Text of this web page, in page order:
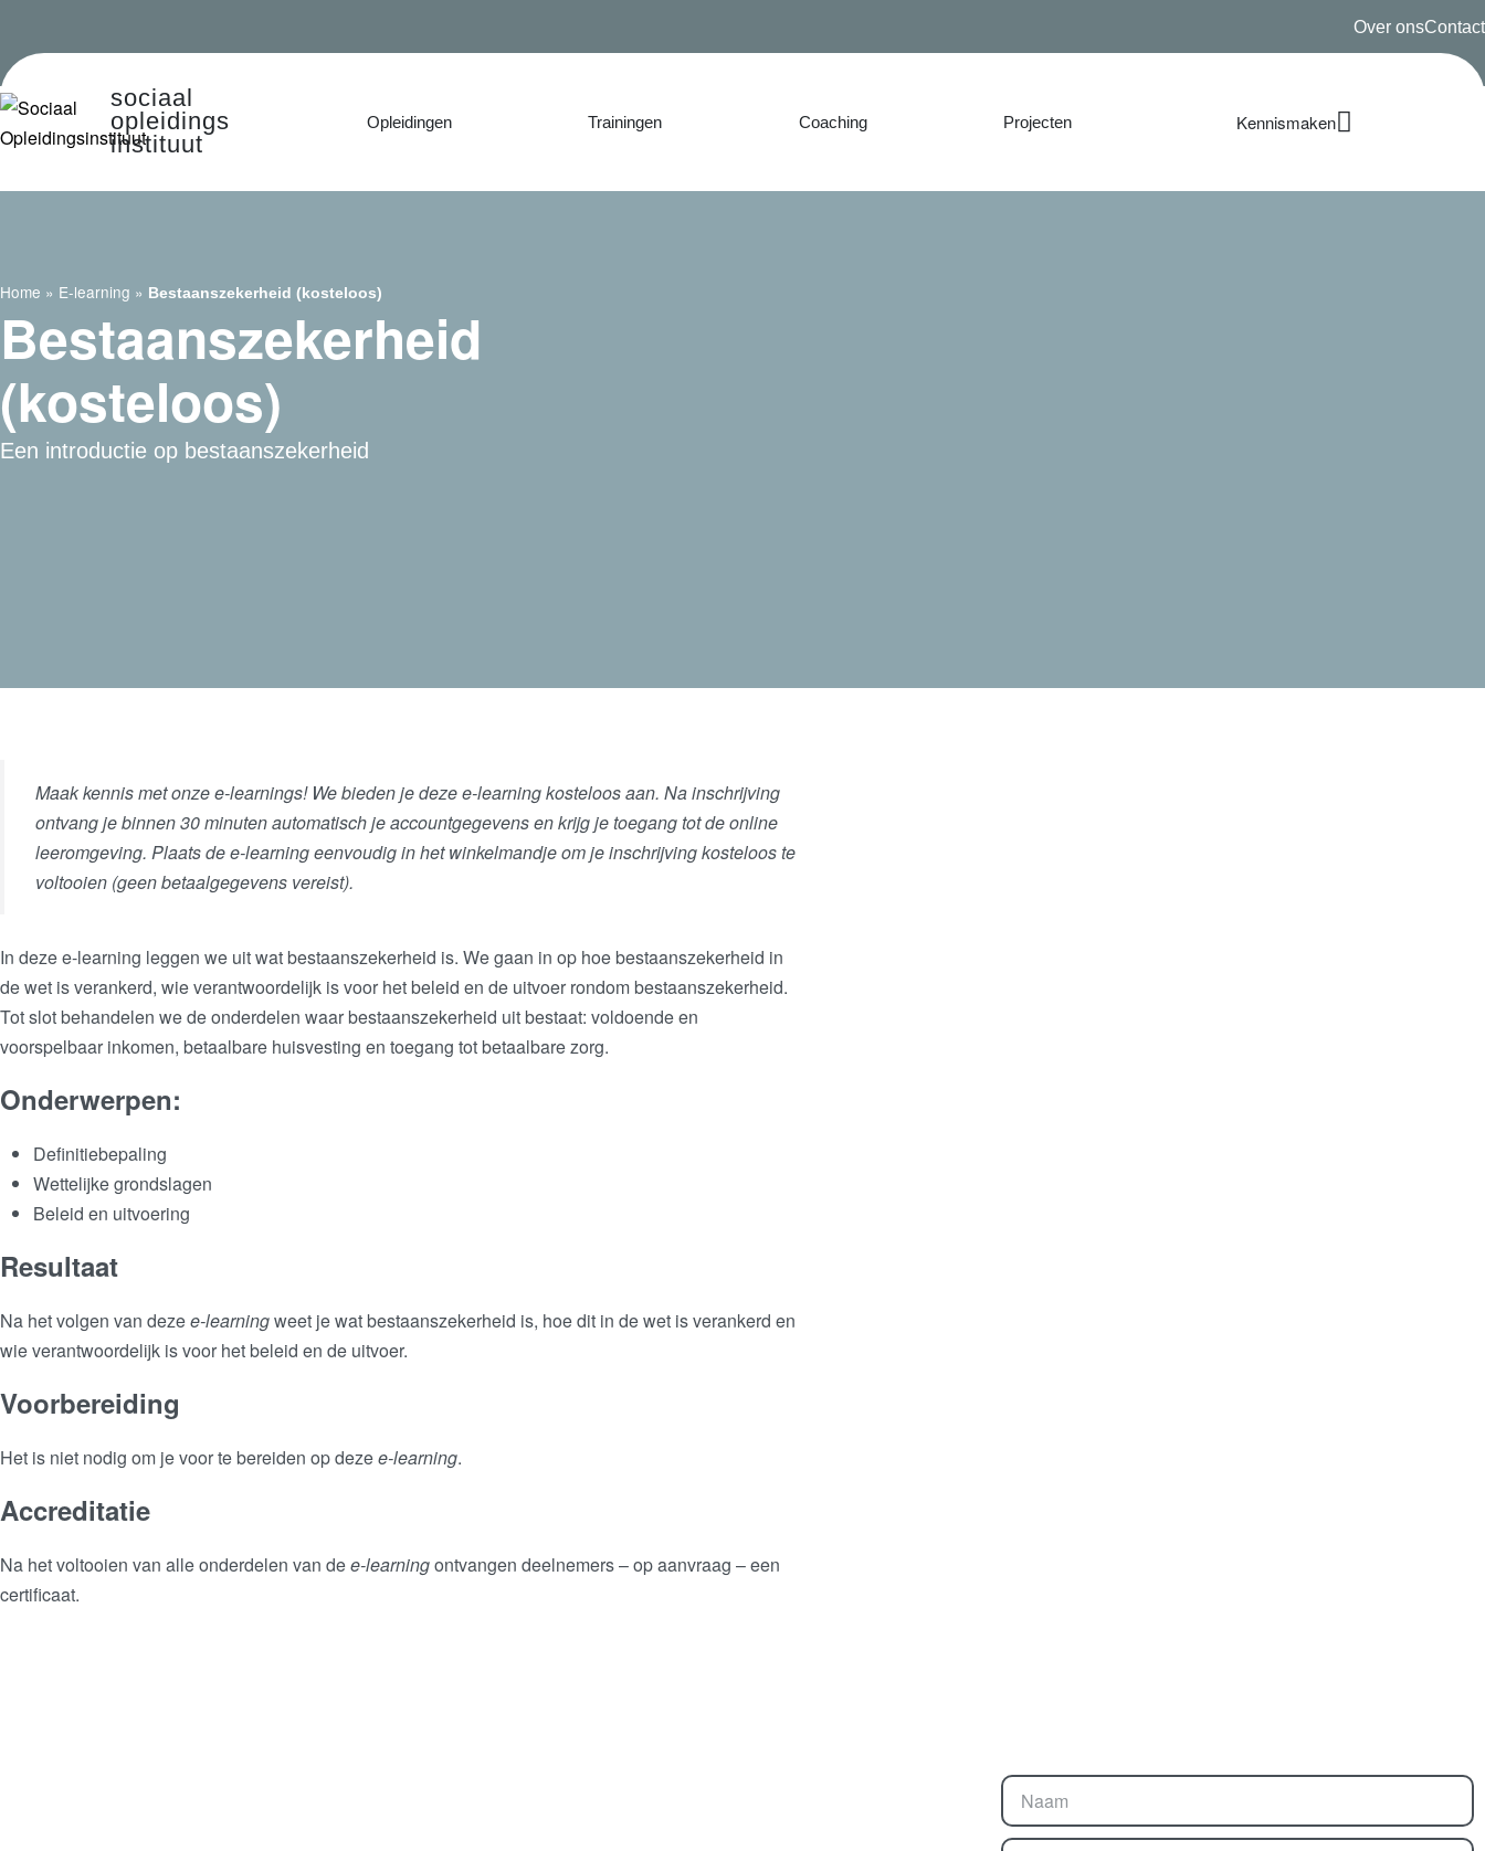
Over onsContact
sociaal
opleidings
instituut
Opleidingen Trainingen Coaching Projecten Kennismaken
Home » E-learning » Bestaanszekerheid (kosteloos)
Bestaanszekerheid
(kosteloos)
Een introductie op bestaanszekerheid
Maak kennis met onzee-learnings! We bieden je dezee-learningkosteloos aan. Na inschrijving
ontvang je binnen 30 minuten automatisch je accountgegevens en krijg je toegang tot de online
leeromgeving. Plaats de e-learning eenvoudig in het winkelmandje om je inschrijving kosteloos te
voltooien (geen betaalgegevens vereist).
In deze e-learning leggen we uit wat bestaanszekerheid is. We gaan in op hoe bestaanszekerheid in
de wet is verankerd, wie verantwoordelijk is voor het beleid en de uitvoer rondom bestaanszekerheid.
Tot slot behandelen we de onderdelen waar bestaanszekerheid uit bestaat: voldoende en
voorspelbaar inkomen, betaalbare huisvesting en toegang tot betaalbare zorg.
Onderwerpen:
Definitiebepaling
Wettelijke grondslagen
Beleid en uitvoering
Resultaat
Na het volgen van dezee-learningweet je wat bestaanszekerheid is, hoe dit in de wet is verankerd en
wie verantwoordelijk is voor het beleid en de uitvoer.
Voorbereiding
Het is niet nodig om je voor te bereiden op dezee-learning.
Accreditatie
Na het voltooien van alle onderdelen van dee-learningontvangen deelnemers – op aanvraag – een
certificaat.